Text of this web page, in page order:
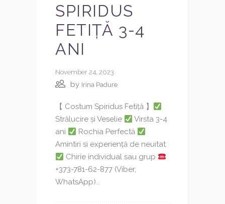
SPIRIDUS
FETIȚĂ 3-4
ANI
November 24, 2023
by Irina Padure
【 Costum Spiridus Fetiță 】
Strălucire și Veselie
Virsta 3-4
ani
Rochia Perfectă
Amintiri si experiență de neuitat
Chirie individual sau grup
+373-781-62-877 (Viber,
WhatsApp)...